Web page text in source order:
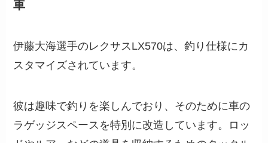
車
伊藤大海選手のレクサスLX570は、釣り仕様にカ
スタマイズされています。
彼は趣味で釣りを楽しんでおり、そのために車の
ラゲッジスペースを特別に改造しています。ロッ